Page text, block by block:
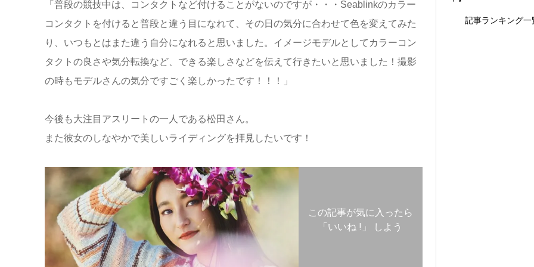
「普段の競技中は、コンタクトなど付けることがないのですが・・・Seablinkのカラー
コンタクトを付けると普段と違う目になれて、その日の気分に合わせて色を変えてみた
り、いつもとはまた違う自分になれると思いました。イメージモデルとしてカラーコン
タクトの良さや気分転換など、できる楽しさなどを伝えて行きたいと思いました！撮影
の時もモデルさんの気分ですごく楽しかったです！！！」
今後も大注目アスリートの一人である松田さん。
また彼女のしなやかで美しいライディングを拝見したいです！
この記事が気に入ったら
「いいね !」 しよう
記事ランキング一